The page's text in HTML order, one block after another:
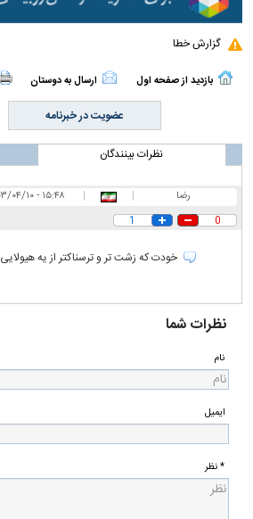
گزارش خطا
بازدید از صفحه اول ارسال به دوستان
عضویت در خبرنامه
نظرات بینندگان
رضا |
|
۱۵:۴۸ - ۱۴۰۳/۰۴/۱۰
0
1
خودت که زشت تر و ترسناکتر از یه هیولایی
نظرات شما
نام
ایمیل
* نظر